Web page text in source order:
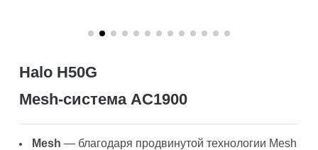
Halo H50G
Mesh‑система AC1900
Mesh — благодаря продвинутой технологии Mesh